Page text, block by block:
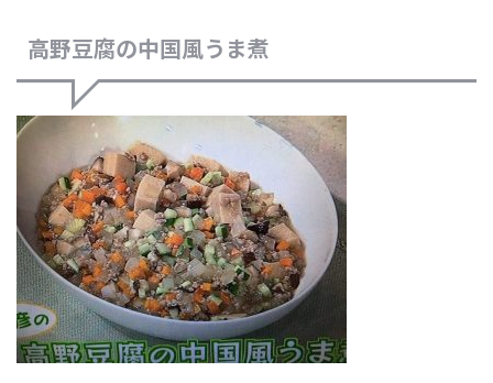
高野豆腐の中国風うま煮